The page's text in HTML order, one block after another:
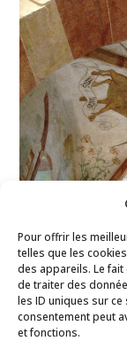
Pour offrir les
telles que les
des appareils. Le
de traiter des
les ID uniques sur
consentement peut
et fonctions.